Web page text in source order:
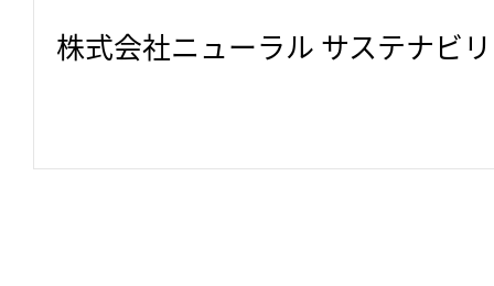
株式会社ニューラル サステナビ